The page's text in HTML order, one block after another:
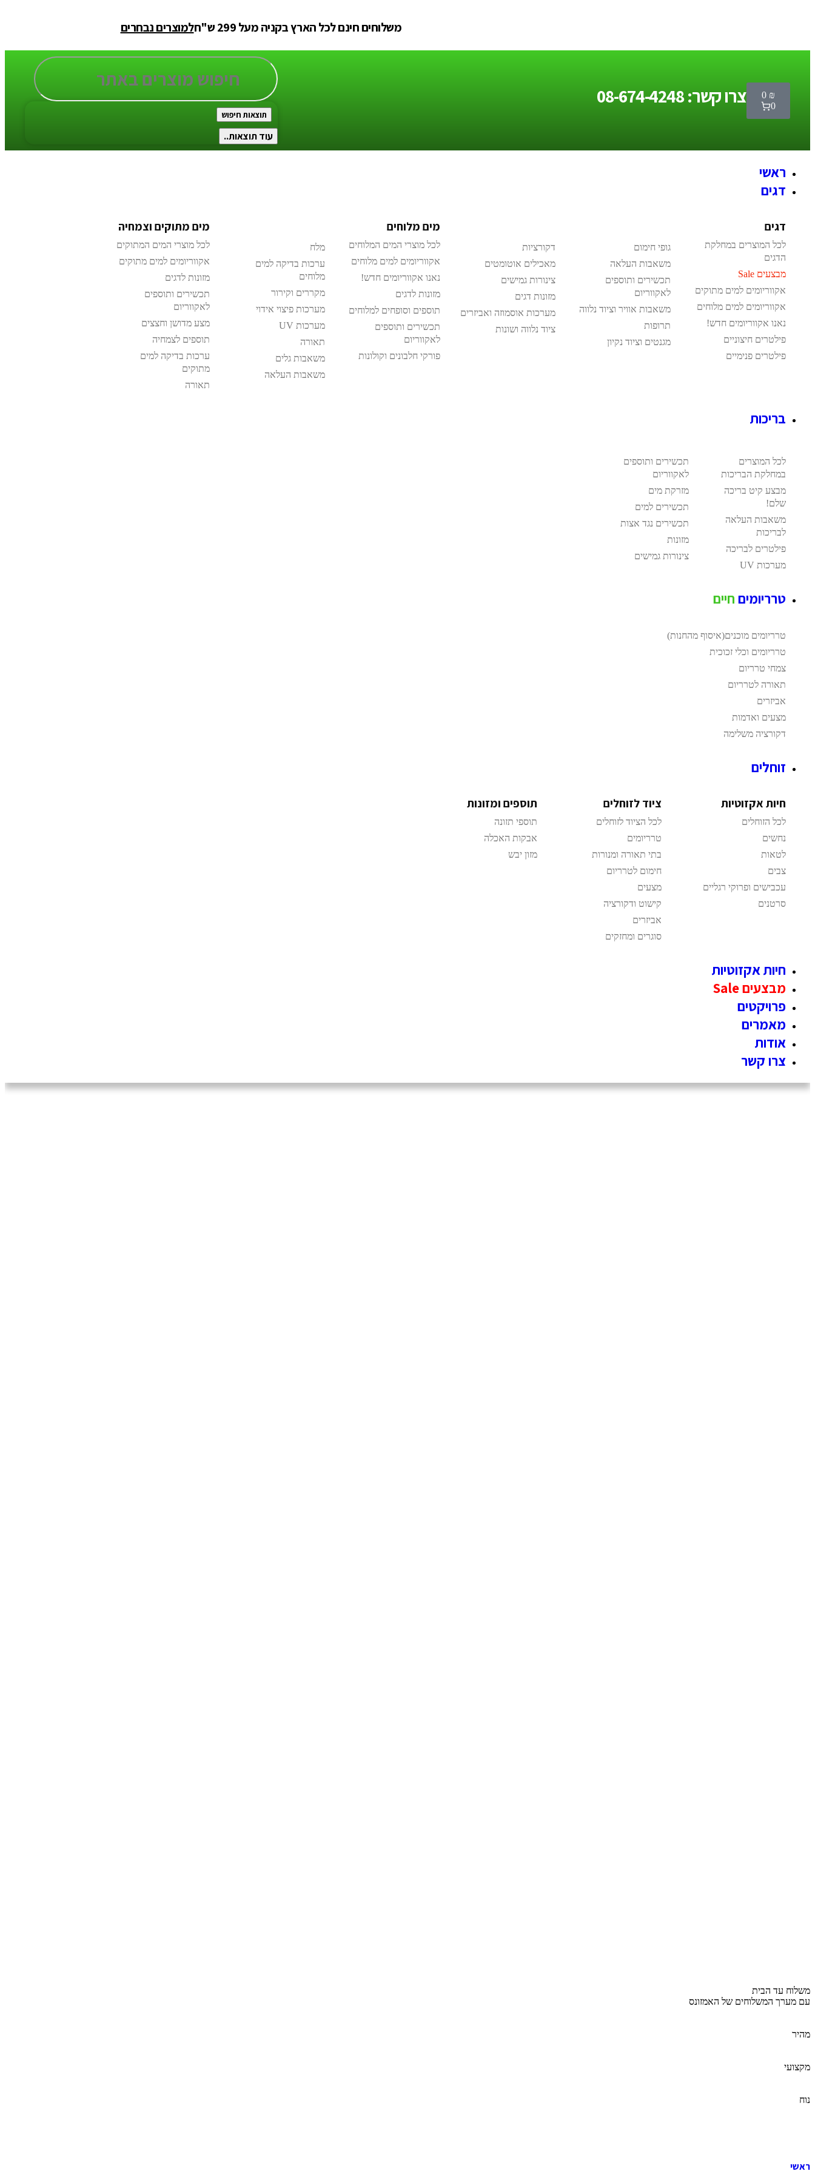
משלוחים חינם לכל הארץ בקניה מעל 299 ש"ח למוצרים נבחרים
0 ₪
0
צרו קשר: 08-674-4248
תוצאות חיפוש
עוד תוצאות..
ראשי
דגים
דגים
לכל המוצרים במחלקת
הדגים
מבצעים Sale
אקווריומים למים מתוקים
אקווריומים למים מלוחים
נאנו אקווריומים חדש!
פילטרים חיצוניים
פילטרים פנימיים
גופי חימום
משאבות העלאה
תכשירים ותוספים
לאקווריום
משאבות אוויר וציוד נלווה
תרופות
מגנטים וציוד נקיון
דקורציות
מאכילים אוטומטים
צינורות גמישים
מזונות דגים
מערכות אוסמוזה ואביזרים
ציוד נלווה ושונות
מים מלוחים
לכל מוצרי המים המלוחים
אקווריומים למים מלוחים
נאנו אקווריומים חדש!
מזונות לדגים
תוספים וסופחים למלוחים
תכשירים ותוספים
לאקווריום
פורקי חלבונים וקולונות
מלח
ערכות בדיקה למים
מלוחים
מקררים וקירור
מערכות פיצוי אידוי
מערכות UV
תאורה
משאבות גלים
משאבות העלאה
מים מתוקים וצמחיה
לכל מוצרי המים המתוקים
אקווריומים למים מתוקים
מזונות לדגים
תכשירים ותוספים
לאקווריום
מצע מדושן וחצצים
תוספים לצמחיה
ערכות בדיקה למים
מתוקים
תאורה
בריכות
לכל המוצרים
במחלקת הבריכות
מבצע קיט בריכה
שלם!
משאבות העלאה
לבריכות
פילטרים לבריכה
מערכות UV
תכשירים ותוספים
לאקווריום
מזרקת מים
תכשירים למים
תכשירים נגד אצות
מזונות
צינורות גמישים
טרריומים חיים
טרריומים מוכנים(איסוף מהחנות)
טרריומים וכלי זכוכית
צמחי טרריום
תאורה לטרריום
אביזרים
מצעים ואדמות
דקורציה משלימה
זוחלים
חיות אקזוטיות
לכל הזוחלים
נחשים
לטאות
צבים
עכבישים ופרוקי רגליים
סרטנים
ציוד לזוחלים
לכל הציוד לזוחלים
טרריומים
בתי תאורה ומנורות
חימום לטרריום
מצעים
קישוט ודקורציה
אביזרים
סוגרים ומחזקים
תוספים ומזונות
תוספי תזונה
אבקות האכלה
מזון יבש
חיות אקזוטיות
מבצעים Sale
פרויקטים
מאמרים
אודות
צרו קשר
משלוח עד הבית
עם מערך המשלוחים של האמזונס
מהיר
מקצועי
נוח
ראשי